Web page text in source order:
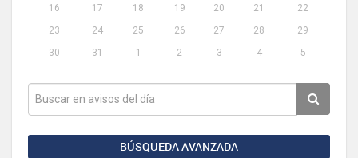
16
17 18 19 20 21
22
23
24 25 26 27 28
29
30
31 1 2 3 4 5
BÚSQUEDA AVANZADA